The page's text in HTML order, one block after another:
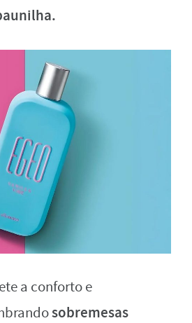
a conforto e
sobremesas